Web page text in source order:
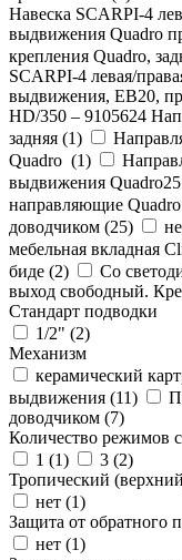
Навеска SCARPI-4
выдвижения Quadro
крепления Quadro,
SCARPI-4 левая/
выдвижения, ЕВ20,
HD/350 – 9105624
задняя (1)
Quadro (1)
выдвижения
направляющие
доводчиком (25)
мебельная вкладная
биде (2)
Со
выход свободный.
Стандарт подводки
1/2" (2)
Механизм
керамический
выдвижения (11)
доводчиком (7)
Количество режимов
1 (1) 3 (2)
Тропический
нет (1)
Защита от обратного
нет (1)